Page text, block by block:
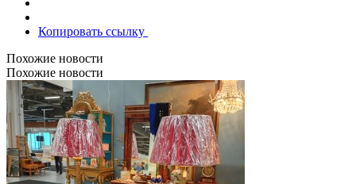
Копировать ссылку
Похожие новости
Похожие новости